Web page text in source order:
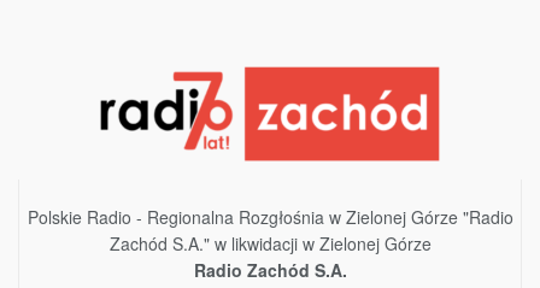
Polskie Radio - Regionalna Rozgłośnia w Zielonej Górze "Radio
Zachód S.A." w likwidacji w Zielonej Górze
Radio Zachód S.A.